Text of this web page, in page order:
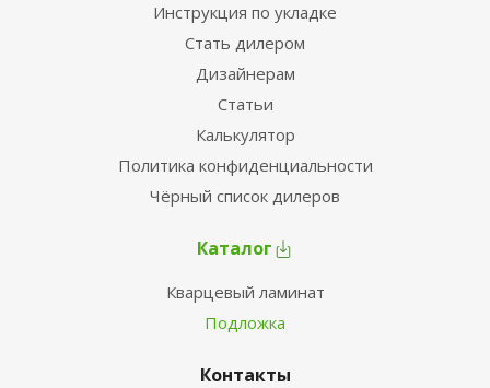
Инструкция по укладке
Стать дилером
Дизайнерам
Статьи
Калькулятор
Политика конфиденциальности
Чёрный список дилеров
Каталог
Кварцевый ламинат
Подложка
Контакты